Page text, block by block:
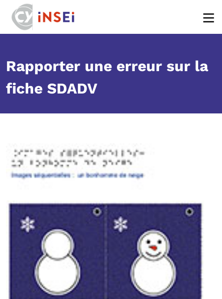
Body
Rapporter une erreur sur la
fiche SDADV